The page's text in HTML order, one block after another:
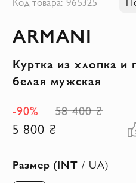
началу
изображений
ARMANI
Куртка из хлопка и
белая мужская
-90%
58 400 ₴
5 800 ₴
Размер (INT / UA)